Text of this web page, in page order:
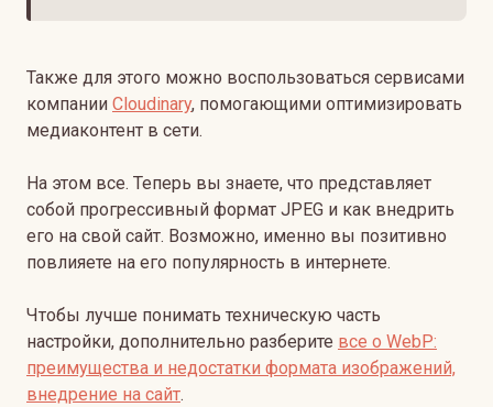
Также для этого можно воспользоваться сервисами
компании Cloudinary, помогающими оптимизировать
медиаконтент в сети.
На этом все. Теперь вы знаете, что представляет
собой прогрессивный формат JPEG и как внедрить
его на свой сайт. Возможно, именно вы позитивно
повлияете на его популярность в интернете.
Чтобы лучше понимать техническую часть
настройки, дополнительно разберите все о WеbP:
преимущества и недостатки формата изображений,
внедрение на сайт.